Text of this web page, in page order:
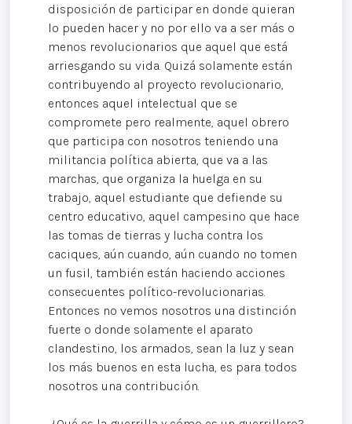
disposición de participar en donde quieran
lo pueden hacer y no por ello va a ser más o
menos revolucionarios que aquel que está
arriesgando su vida. Quizá solamente están
contribuyendo al proyecto revolucionario,
entonces aquel intelectual que se
compromete pero realmente, aquel obrero
que participa con nosotros teniendo una
militancia política abierta, que va a las
marchas, que organiza la huelga en su
trabajo, aquel estudiante que defiende su
centro educativo, aquel campesino que hace
las tomas de tierras y lucha contra los
caciques, aún cuando, aún cuando no tomen
un fusil, también están haciendo acciones
consecuentes político-revolucionarias.
Entonces no vemos nosotros una distinción
fuerte o donde solamente el aparato
clandestino, los armados, sean la luz y sean
los más buenos en esta lucha, es para todos
nosotros una contribución.